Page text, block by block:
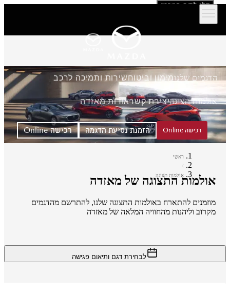
דלג לתוכן המרכזי
הדגמים שלנומימון וביטוחשירות ותמיכה לרכב
אולמות תצוגהיצירת קשראודות מאזדה
רכישה Online הזמנת נסיעת הדגמה רכישה Online
ראשי
אולמות תצוגה
אולמות התצוגה של מאזדה
מוזמנים להתארח באולמות התצוגה שלנו, להתרשם מהדגמים
מקרוב וליהנות מהחוויה המלאה של מאזדה
לבחירת דגם ותיאום פגישה